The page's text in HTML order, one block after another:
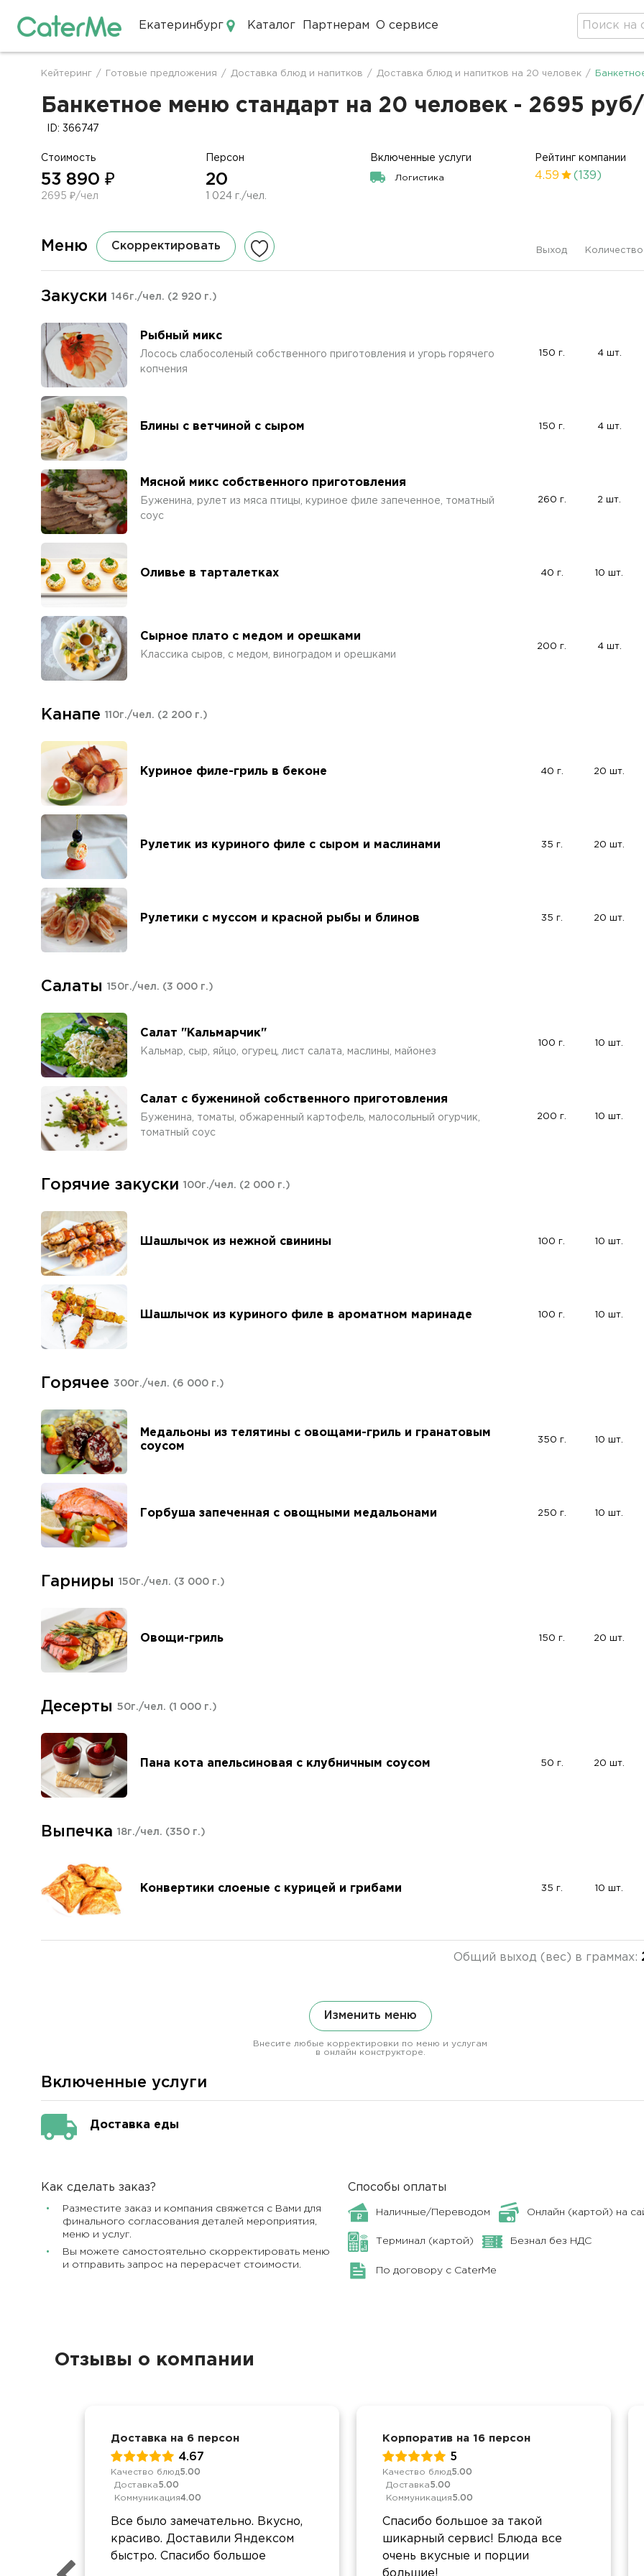
Екатеринбург Каталог Партнерам О сервисе
Строка
навигации
Кейтеринг / Готовые предложения / Доставка блюд и напитков / Доставка блюд и напитков на 20 человек /
Банкетное меню стандарт на 20 человек - 2695
ID: 366747
Стоимость
53 890 ₽
2695 ₽/чел
Персон
20
1 024 г./чел.
Включенные услуги
Логистика
Рейтинг компании
4.59 (139)
Меню Скорректировать Выход Количество
Закуски 146г./чел. (2 920 г.)
Рыбный микс
Лосось слабосоленый собственного приготовления и угорь горячего
копчения
150 г. 4 шт.
Блины с ветчиной с сыром 150 г. 4 шт.
Мясной микс собственного приготовления
Буженина, рулет из мяса птицы, куриное филе запеченное, томатный
соус
260 г. 2 шт.
Оливье в тарталетках 40 г. 10 шт.
Сырное плато с медом и орешками
Классика сыров, с медом, виноградом и орешками
200 г. 4 шт.
Канапе 110г./чел. (2 200 г.)
Куриное филе-гриль в беконе 40 г. 20 шт.
Рулетик из куриного филе с сыром и маслинами 35 г. 20 шт.
Рулетики с муссом и красной рыбы и блинов 35 г. 20 шт.
Салаты 150г./чел. (3 000 г.)
Салат "Кальмарчик"
Кальмар, сыр, яйцо, огурец, лист салата, маслины, майонез
100 г. 10 шт.
Салат с бужениной собственного приготовления
Буженина, томаты, обжаренный картофель, малосольный огурчик,
томатный соус
200 г. 10 шт.
Горячие закуски 100г./чел. (2 000 г.)
Шашлычок из нежной свинины 100 г. 10 шт.
Шашлычок из куриного филе в ароматном маринаде 100 г. 10 шт.
Горячее 300г./чел. (6 000 г.)
Медальоны из телятины с овощами-гриль и гранатовым
соусом
350 г. 10 шт.
Горбуша запеченная с овощными медальонами 250 г. 10 шт.
Гарниры 150г./чел. (3 000 г.)
Овощи-гриль 150 г. 20 шт.
Десерты 50г./чел. (1 000 г.)
Пана кота апельсиновая с клубничным соусом 50 г. 20 шт.
Выпечка 18г./чел. (350 г.)
Конвертики слоеные с курицей и грибами 35 г. 10 шт.
Общий выход (вес) в граммах:
Изменить меню
Внесите любые корректировки по меню и услугам
в онлайн конструкторе.
Включенные услуги
Доставка еды
Как сделать заказ?
Разместите заказ и компания свяжется с Вами для
финального согласования деталей мероприятия,
меню и услуг.
Вы можете самостоятельно скорректировать меню
и отправить запрос на перерасчет стоимости.
Способы оплаты
Наличные/Переводом Онлайн (картой) на
Терминал (картой) Безнал без НДС
По договору с CaterMe
Отзывы о компании
Доставка на 6 персон
4.67
Качество блюд5.00
Доставка5.00
Коммуникация4.00
Все было замечательно. Вкусно,
красиво. Доставили Яндексом
быстро. Спасибо большое
Корпоратив на 16 персон
5
Качество блюд5.00
Доставка5.00
Коммуникация5.00
Спасибо большое за такой
шикарный сервис! Блюда все
очень вкусные и порции
большие!